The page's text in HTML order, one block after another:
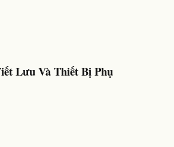
Lưu Và Thiết Bị Phụ